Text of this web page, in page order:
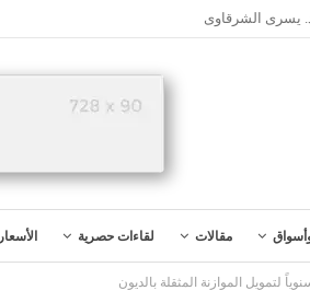
يسرى الشرقاوى
مقالات لقاءات حصرية الأسعار
لتمويل الموازنة المثقلة بالديون